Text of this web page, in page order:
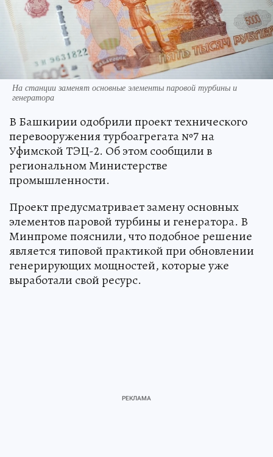
На станции заменят основные элементы паровой турбины и
генератора
В Башкирии одобрили проект технического
перевооружения турбоагрегата №7 на
Уфимской ТЭЦ-2. Об этом сообщили в
региональном Министерстве
промышленности.
Проект предусматривает замену основных
элементов паровой турбины и генератора. В
Минпроме пояснили, что подобное решение
является типовой практикой при обновлении
генерирующих мощностей, которые уже
выработали свой ресурс.